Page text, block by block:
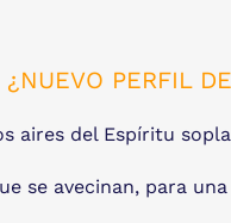
PERFIL
aires del Espíritu
se avecinan, para